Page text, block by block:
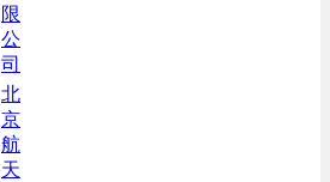
限
公
司
北
京
航
天